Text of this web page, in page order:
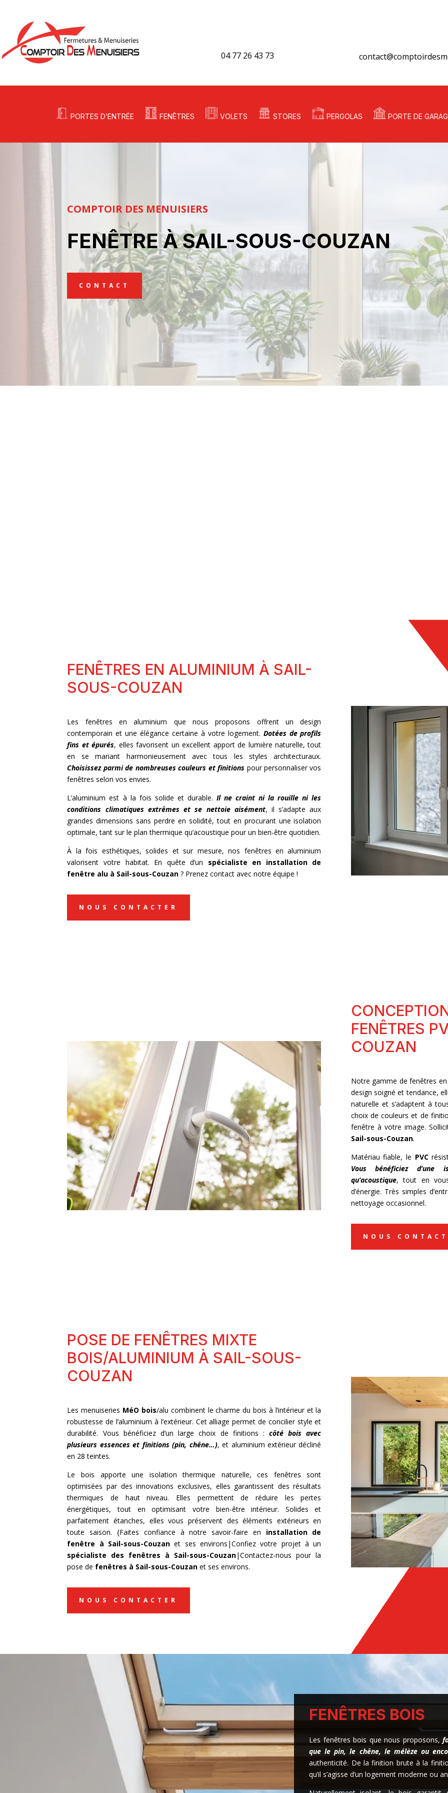
04 77 26 43 73
PORTES D’ENTRÉE FENÊTRES VOLETS STORES PERGOLAS PORTE DE
COMPTOIR DES MENUISIERS
FENÊTRE À SAIL-SOUS-COUZAN
CONTACT
FENÊTRES EN ALUMINIUM À SAIL-
SOUS-COUZAN
Les fenêtres en aluminium que nous proposons offrent un design
contemporain et une élégance certaine à votre logement. Dotées de profils
fins et épurés, elles favorisent un excellent apport de lumière naturelle, tout
en se mariant harmonieusement avec tous les styles architecturaux.
Choisissez parmi de nombreuses couleurs et finitions pour personnaliser vos
fenêtres selon vos envies.
L’aluminium est à la fois solide et durable. Il ne craint ni la rouille ni les
conditions climatiques extrêmes et se nettoie aisément, il s’adapte aux
grandes dimensions sans perdre en solidité, tout en procurant une isolation
optimale, tant sur le plan thermique qu’acoustique pour un bien-être quotidien.
À la fois esthétiques, solides et sur mesure, nos fenêtres en aluminium
valorisent votre habitat. En quête d’un spécialiste en installation de
fenêtre alu à Sail-sous-Couzan ? Prenez contact avec notre équipe !
NOUS CONTACTER
FENÊTRES
COUZAN
Notre gamme de fenêtres en
design soigné et tendance,
naturelle et s’adaptent à
choix de couleurs et de
fenêtre à votre image.
Sail-sous-Couzan.
Matériau fiable, le PVC
Vous bénéficiez d’une
qu’acoustique, tout en
d’énergie. Très simples
nettoyage occasionnel.
NOUS
POSE DE FENÊTRES MIXTE
BOIS/ALUMINIUM À SAIL-SOUS-
COUZAN
Les menuiseries MéO bois/alu combinent le charme du bois à l’intérieur et la
robustesse de l’aluminium à l’extérieur. Cet alliage permet de concilier style et
durabilité. Vous bénéficiez d’un large choix de finitions :côté bois avec
plusieurs essences et finitions (pin, chêne…), et aluminium extérieur décliné
en 28 teintes.
Le bois apporte une isolation thermique naturelle, ces fenêtres sont
optimisées par des innovations exclusives, elles garantissent des résultats
thermiques de haut niveau. Elles permettent de réduire les pertes
énergétiques, tout en optimisant votre bien-être intérieur. Solides et
parfaitement étanches, elles vous préservent des éléments extérieurs en
toute saison. {Faites confiance à notre savoir-faire en installation de
fenêtre à Sail-sous-Couzan et ses environs|Confiez votre projet à un
spécialiste des fenêtres à Sail-sous-Couzan|Contactez-nous pour la
pose de fenêtres à Sail-sous-Couzan et ses environs.
NOUS CONTACTER
FENÊTRES BOIS
Les fenêtres bois que nous proposons,
que le pin, le chêne, le mélèze ou
authenticité. De la finition brute à la
qu’il s’agisse d’un logement moderne ou